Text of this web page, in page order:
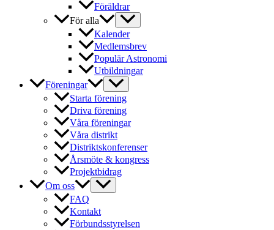
Föräldrar
För alla
Kalender
Medlemsbrev
Populär Astronomi
Utbildningar
Föreningar
Starta förening
Driva förening
Våra föreningar
Våra distrikt
Distriktskonferenser
Årsmöte & kongress
Projektbidrag
Om oss
FAQ
Kontakt
Förbundsstyrelsen